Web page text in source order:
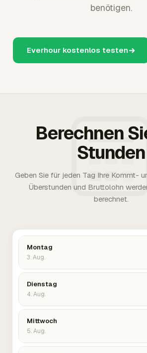
benötigen.
Everhour kostenlos testen
Berechnen
Stunden
Geben Sie für jeden Tag Ihre Kommt-
Überstunden und Bruttolohn
berechnet.
Montag
3. Aug.
Dienstag
4. Aug.
Mittwoch
5. Aug.